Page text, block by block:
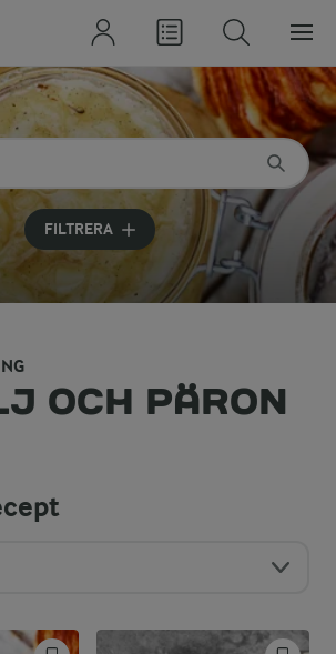
ingrediens
få förslag
FILTRERA
OCH PÄRON